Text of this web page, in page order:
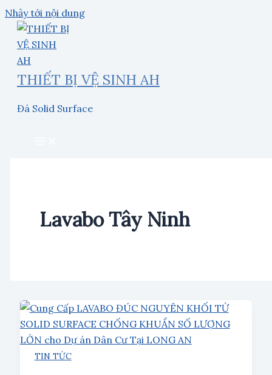
Nhảy tới nội dung
THIẾT BỊ VỆ SINH AH
Đá Solid Surface
Lavabo Tây Ninh
TIN TỨC